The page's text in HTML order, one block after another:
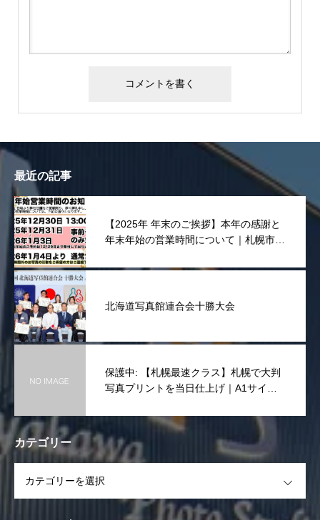
最近の記事
【2025年 年末のご挨拶】本年の感謝と
年末年始の営業時間について｜札幌市東
北海道写真館連合会十勝大会
保護中: 【札幌最速クラス】札幌で大判
写真プリントを当日仕上げ｜A1サイズ
カテゴリー